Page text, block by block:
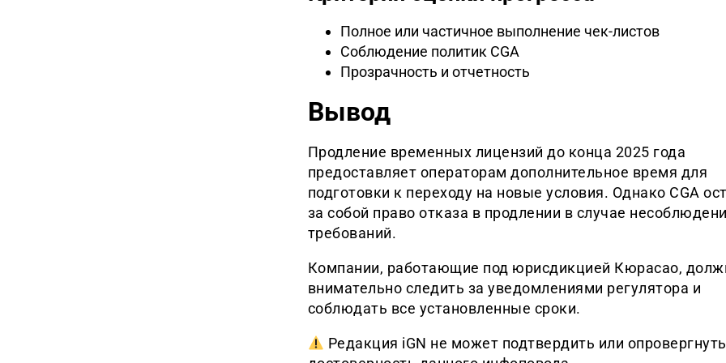
Полное или частичное выполнение чек-листов
Соблюдение политик CGA
Прозрачность и отчетность
Вывод
Продление временных лицензий до конца 2025 года
предоставляет операторам дополнительное время для
подготовки к переходу на новые условия. Однако CGA
за собой право отказа в продлении в случае
требований.
Компании, работающие под юрисдикцией Кюрасао,
внимательно следить за уведомлениями регулятора и
соблюдать все установленные сроки.
Редакция iGN не может подтвердить или опровергнуть